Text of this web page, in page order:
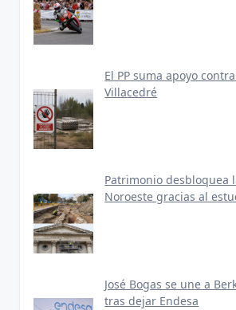
El PP suma apoyo
Villacedré
Patrimonio desbloquea
Noroeste gracias al
José Bogas se une a
tras dejar Endesa